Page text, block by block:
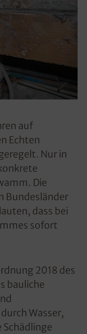
auf
Echten
Nur in
Die
Bundesländer
dass bei
sofort
2018 des
bauliche
Wasser,